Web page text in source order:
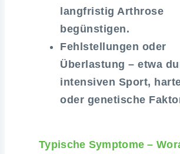
langfristig Arthrose
begünstigen.
Fehlstellungen oder
Überlastung – etwa
intensiven Sport,
oder genetische
Typische Symptome –